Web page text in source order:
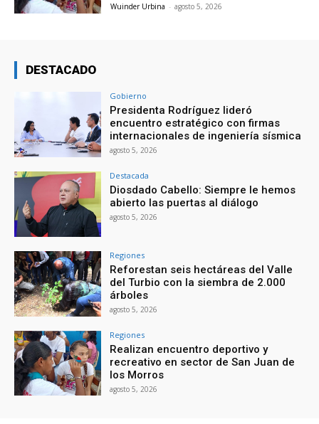
Wuinder Urbina - agosto 5, 2026
DESTACADO
Gobierno
Presidenta Rodríguez lideró
encuentro estratégico con firmas
internacionales de ingeniería sísmica
agosto 5, 2026
Destacada
Diosdado Cabello: Siempre le hemos
abierto las puertas al diálogo
agosto 5, 2026
Regiones
Reforestan seis hectáreas del Valle
del Turbio con la siembra de 2.000
árboles
agosto 5, 2026
Regiones
Realizan encuentro deportivo y
recreativo en sector de San Juan de
los Morros
agosto 5, 2026